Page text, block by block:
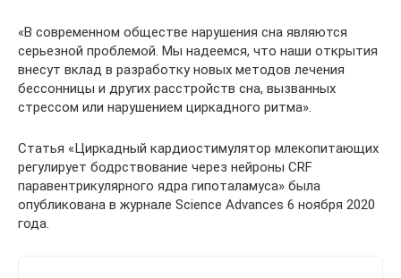
«В современном обществе нарушения сна являются
серьезной проблемой. Мы надеемся, что наши открытия
внесут вклад в разработку новых методов лечения
бессонницы и других расстройств сна, вызванных
стрессом или нарушением циркадного ритма».
Статья «Циркадный кардиостимулятор млекопитающих
регулирует бодрствование через нейроны CRF
паравентрикулярного ядра гипоталамуса» была
опубликована в журнале Science Advances 6 ноября 2020
года.